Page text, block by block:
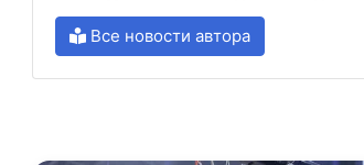
Все новости автора